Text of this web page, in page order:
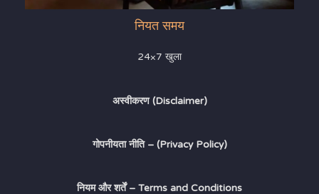
नियत समय
24×7 खुला
अस्वीकरण (Disclaimer)
गोपनीयता नीति – (Privacy Policy)
नियम और शर्तें – Terms and Conditions